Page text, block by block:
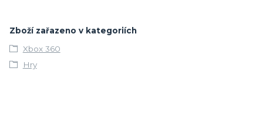
Zboží zařazeno v kategoriích
Xbox 360
Hry